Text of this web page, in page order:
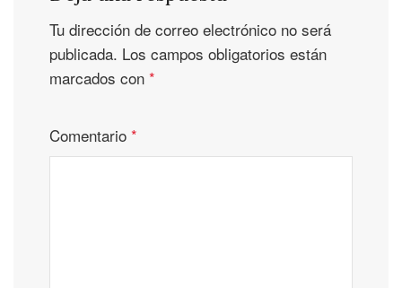
Tu dirección de correo electrónico no será
publicada. Los campos obligatorios están
marcados con *
Comentario *